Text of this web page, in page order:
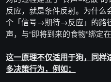
反应，就是条件反射。为什
个「信号→期待→反应」的路
声，与“即将到来的食物”绑定
这一原理不仅适用于狗，同样
多决策行为，例如：